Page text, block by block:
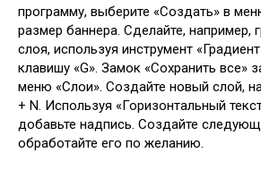
программу, выберите «Создать» в
размер баннера. Сделайте, например,
слоя, используя инструмент
клавишу «G». Замок «Сохранить все»
меню «Слои». Создайте новый слой,
+ N. Используя «Горизонтальный
добавьте надпись. Создайте
обработайте его по желанию.